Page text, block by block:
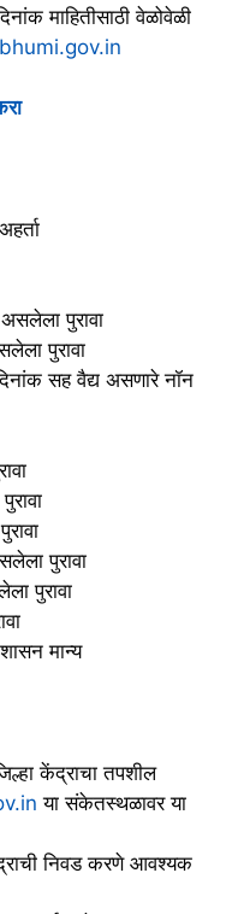
माहितीसाठी वेळोवेळी
असलेला पुरावा
पुरावा
सह वैद्य असणारे नॉन
पुरावा
पुरावा
मान्य
केंद्राचा तपशील
या संकेतस्थळावर या
निवड करणे आवश्यक